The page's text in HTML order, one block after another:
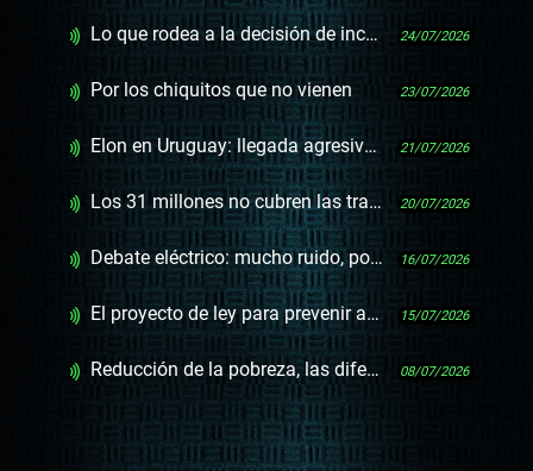
Lo que rodea a la decisión de incorporar vacunación contra meningococo 24/07/2026
Por los chiquitos que no vienen 23/07/2026
Elon en Uruguay: llegada agresiva de Tesla y crecimiento fuerte de Starlink 21/07/2026
Los 31 millones no cubren las transferencias a la infancia para 2027 20/07/2026
Debate eléctrico: mucho ruido, poco impuesto 16/07/2026
El proyecto de ley para prevenir ahogamientos por fin avanza 15/07/2026
Reducción de la pobreza, las diferencias entre Orsi y Arim 08/07/2026